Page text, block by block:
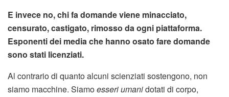
E invece no, chi fa domande viene minacciato,
censurato, castigato, rimosso da ogni piattaforma.
Esponenti dei media che hanno osato fare domande
sono stati licenziati.
Al contrario di quanto alcuni scienziati sostengono, non
siamo macchine. Siamoesseri umanidotati di corpo,